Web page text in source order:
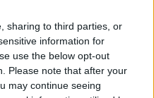
sharing to third parties, or
information for
use the below opt-out
Please note that after your
may continue seeing
στην
ασφάλεια των